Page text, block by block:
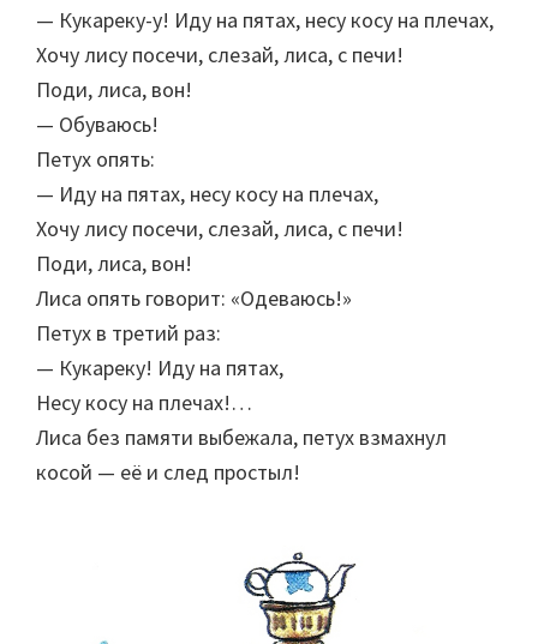
— Кукареку-у! Иду на пятах, несу косу на плечах,
Хочу лису посечи, слезай, лиса, с печи!
Поди, лиса, вон!
— Обуваюсь!
Петух опять:
— Иду на пятах, несу косу на плечах,
Хочу лису посечи, слезай, лиса, с печи!
Поди, лиса, вон!
Лиса опять говорит: «Одеваюсь!»
Петух в третий раз:
— Кукареку! Иду на пятах,
Несу косу на плечах!…
Лиса без памяти выбежала, петух взмахнул
косой — её и след простыл!